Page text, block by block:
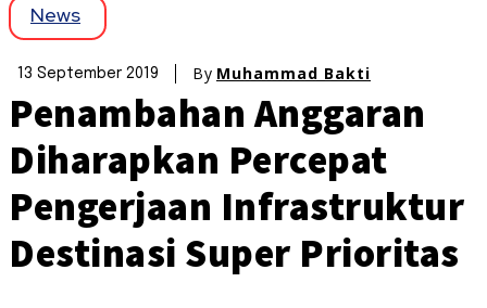
News
13 September 2019 By Muhammad Bakti
Penambahan Anggaran
Diharapkan Percepat
Pengerjaan Infrastruktur
Destinasi Super Prioritas